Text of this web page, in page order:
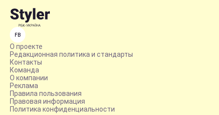
FB
О проекте
Редакционная политика и стандарты
Контакты
Команда
О компании
Реклама
Правила пользования
Правовая информация
Политика конфиденциальности